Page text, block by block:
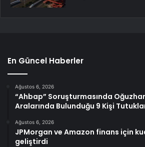
En Güncel Haberler
Ağustos 6, 2026
“Ahbap” Soruşturmasında
Aralarında Bulunduğu 9 Kişi
Ağustos 6, 2026
JPMorgan ve Amazon finans için
geliştirdi